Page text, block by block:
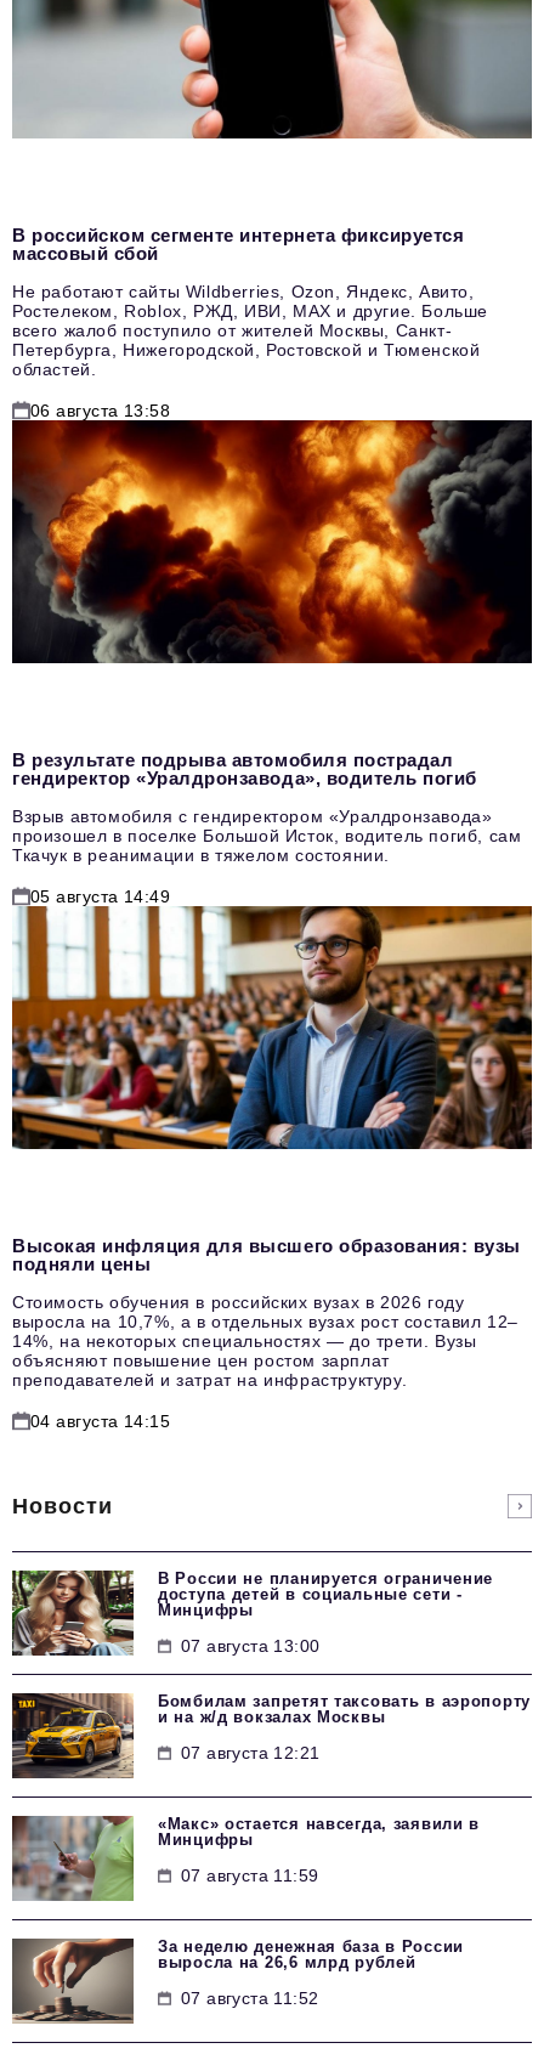
В российском сегменте интернета фиксируется
массовый сбой
Не работают сайты Wildberries, Ozon, Яндекс, Авито,
Ростелеком, Roblox, РЖД, ИВИ, MAX и другие. Больше
всего жалоб поступило от жителей Москвы, Санкт-
Петербурга, Нижегородской, Ростовской и Тюменской
областей.
06 августа 13:58
В результате подрыва автомобиля пострадал
гендиректор «Уралдронзавода», водитель погиб
Взрыв автомобиля с гендиректором «Уралдронзавода»
произошел в поселке Большой Исток, водитель погиб, сам
Ткачук в реанимации в тяжелом состоянии.
05 августа 14:49
Высокая инфляция для высшего образования: вузы
подняли цены
Стоимость обучения в российских вузах в 2026 году
выросла на 10,7%, а в отдельных вузах рост составил 12–
14%, на некоторых специальностях — до трети. Вузы
объясняют повышение цен ростом зарплат
преподавателей и затрат на инфраструктуру.
04 августа 14:15
Новости
В России не планируется ограничение
доступа детей в социальные сети -
Минцифры
07 августа 13:00
Бомбилам запретят таксовать в аэропорту
и на ж/д вокзалах Москвы
07 августа 12:21
«Макс» остается навсегда, заявили в
Минцифры
07 августа 11:59
За неделю денежная база в России
выросла на 26,6 млрд рублей
07 августа 11:52